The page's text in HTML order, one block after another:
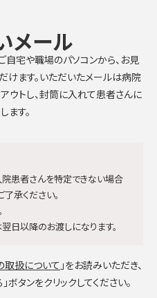
メール
宅や職場のパソコンから、お見
けます。いただいたメールは病院
ウトし、封筒に入れて患者さんに
ます。
患者さんを特定できない場合
承ください。
日以降のお渡しになります。
取扱について 」をお読みいただき、
ボタンをクリックしてください。